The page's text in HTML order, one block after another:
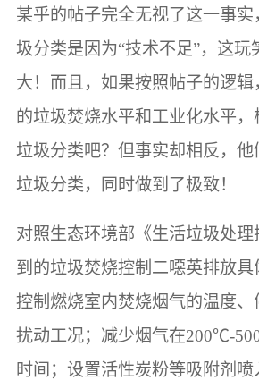
某乎的帖子完全无视了这一事
圾分类是因为“技术不足”，这玩
大！而且，如果按照帖子的逻
的垃圾焚烧水平和工业化水平
垃圾分类吧？但事实却相反，他
垃圾分类，同时做到了极致！
对照生态环境部《生活垃圾处
到的垃圾焚烧控制二噁英排放具
控制燃烧室内焚烧烟气的温度
扰动工况；减少烟气在200℃-
时间；设置活性炭粉等吸附剂喷